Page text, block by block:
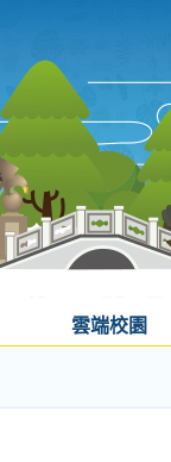
雲端校園